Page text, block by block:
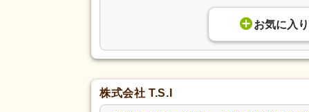
お気に入り
株式会社 T.S.I